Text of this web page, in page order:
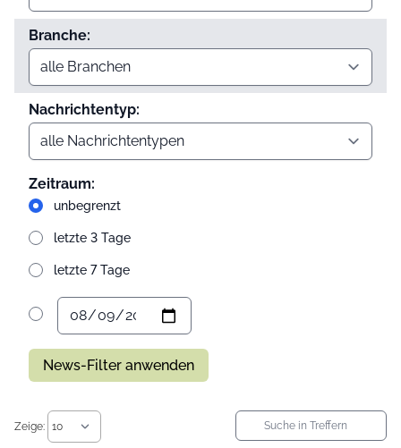
Branche:
Nachrichtentyp:
Zeitraum:
unbegrenzt
letzte 3 Tage
letzte 7 Tage
News-Filter anwenden
Zeige: